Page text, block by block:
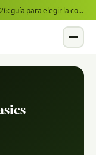
Qué Nintendo Switch comprar en 2026: guía para elegir la consola y los juegos que necesitas